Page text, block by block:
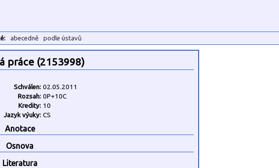
abecedně podle ústavů
práce (2153998)
Schválen: 02.05.2011
Rozsah: 0P+10C
Kredity: 10
Jazyk výuky: CS
Anotace
Osnova
Literatura